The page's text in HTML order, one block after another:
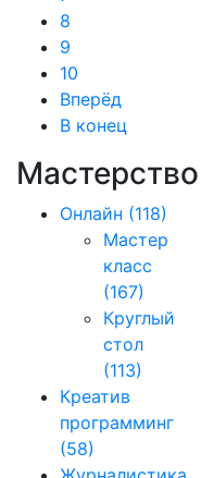
8
9
10
Вперёд
В конец
Мастерство
Онлайн (118)
Мастер
класс
(167)
Круглый
стол
(113)
Креатив
программинг
(58)